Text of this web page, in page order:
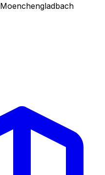
Moenchengladbach